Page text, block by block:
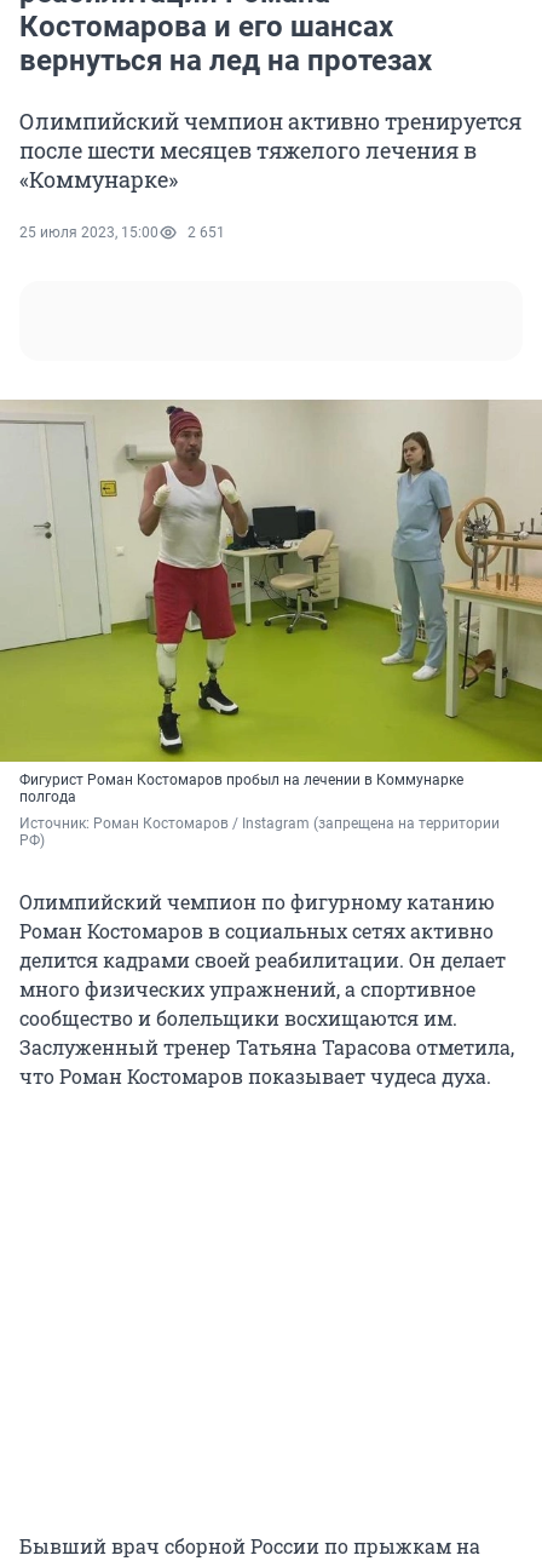
Костомарова и его шансах
вернуться на лед на протезах
Олимпийский чемпион активно тренируется
после шести месяцев тяжелого лечения в
«Коммунарке»
25 июля 2023, 15:00 2 651
Фигурист Роман Костомаров пробыл на лечении в Коммунарке
полгода
Источник: Роман Костомаров / Instagram (запрещена на территории
РФ)
Олимпийский чемпион по фигурному катанию
Роман Костомаров в социальных сетях активно
делится кадрами своей реабилитации. Он делает
много физических упражнений, а спортивное
сообщество и болельщики восхищаются им.
Заслуженный тренер Татьяна Тарасова отметила,
что Роман Костомаров показывает чудеса духа.
Бывший врач сборной России по прыжкам на